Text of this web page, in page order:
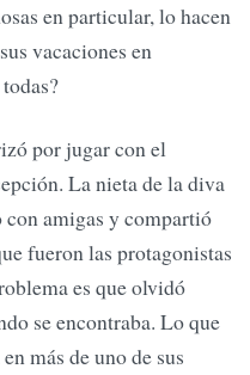
en particular, lo hacen
vacaciones en
por jugar con el
La nieta de la diva
con amigas y compartió
fueron las protagonistas
es que olvidó
se encontraba. Lo que
más de uno de sus